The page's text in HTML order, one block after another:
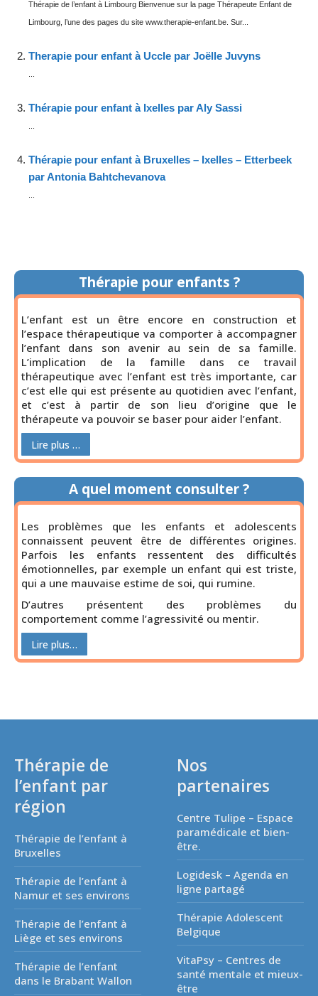
Thérapie de l’enfant à Limbourg Bienvenue sur la page Thérapeute Enfant de
Limbourg, l’une des pages du site www.therapie-enfant.be. Sur...
Therapie pour enfant à Uccle par Joëlle Juvyns
Thérapie pour enfant à Ixelles par Aly Sassi
Thérapie pour enfant à Bruxelles – Ixelles – Etterbeek
par Antonia Bahtchevanova
Thérapie pour enfants ?
L’enfant est un être encore en construction et
l’espace thérapeutique va comporter à accompagner
l’enfant dans son avenir au sein de sa famille.
L’implication de la famille dans ce travail
thérapeutique avec l’enfant est très importante, car
c’est elle qui est présente au quotidien avec l’enfant,
et c’est à partir de son lieu d’origine que le
thérapeute va pouvoir se baser pour aider l’enfant.
Lire plus …
A quel moment consulter ?
Les problèmes que les enfants et adolescents
connaissent peuvent être de différentes origines.
Parfois les enfants ressentent des difficultés
émotionnelles, par exemple un enfant qui est triste,
qui a une mauvaise estime de soi, qui rumine.
D’autres présentent des problèmes du
comportement comme l’agressivité ou mentir.
Lire plus…
Thérapie de
l’enfant par
région
Thérapie de l’enfant à
Bruxelles
Thérapie de l’enfant à
Namur et ses environs
Thérapie de l’enfant à
Liège et ses environs
Thérapie de l’enfant
dans le Brabant Wallon
Nos
partenaires
Centre Tulipe – Espace
paramédicale et bien-
être.
Logidesk – Agenda en
ligne partagé
Thérapie Adolescent
Belgique
VitaPsy – Centres de
santé mentale et mieux-
être